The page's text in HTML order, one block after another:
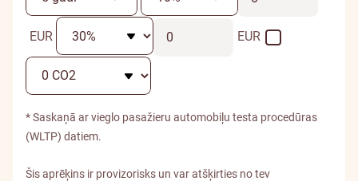
EUR EUR
vērtība
* Saskaņā ar vieglo pasažieru automobiļu testa procedūras
(WLTP) datiem.
Šis aprēķins ir provizorisks un var atšķirties no tev